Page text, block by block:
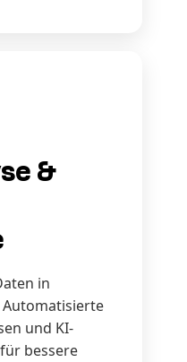
&
in
und KI-
bessere